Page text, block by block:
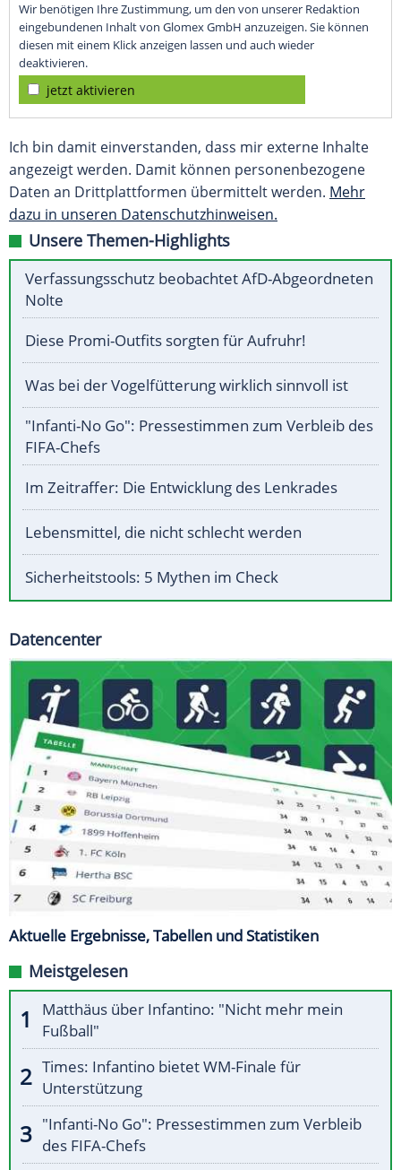
Wir benötigen Ihre Zustimmung, um den von unserer Redaktion
eingebundenen Inhalt von Glomex GmbH anzuzeigen. Sie können
diesen mit einem Klick anzeigen lassen und auch wieder
deaktivieren.
jetzt aktivieren
Ich bin damit einverstanden, dass mir externe Inhalte
angezeigt werden. Damit können personenbezogene
Daten an Drittplattformen übermittelt werden. Mehr
dazu in unseren Datenschutzhinweisen.
Unsere Themen-Highlights
Verfassungsschutz beobachtet AfD-Abgeordneten
Nolte
Diese Promi-Outfits sorgten für Aufruhr!
Was bei der Vogelfütterung wirklich sinnvoll ist
"Infanti-No Go": Pressestimmen zum Verbleib des
FIFA-Chefs
Im Zeitraffer: Die Entwicklung des Lenkrades
Lebensmittel, die nicht schlecht werden
Sicherheitstools: 5 Mythen im Check
Datencenter
Aktuelle Ergebnisse, Tabellen und Statistiken
Meistgelesen
Matthäus über Infantino: "Nicht mehr mein
Fußball"
Times: Infantino bietet WM-Finale für
Unterstützung
"Infanti-No Go": Pressestimmen zum Verbleib
des FIFA-Chefs